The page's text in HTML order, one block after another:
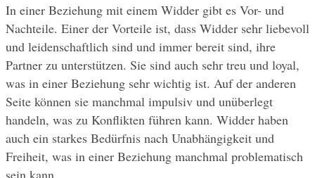
In einer Beziehung mit einem Widder gibt es Vor- und
Nachteile. Einer der Vorteile ist, dass Widder sehr liebevoll
und leidenschaftlich sind und immer bereit sind, ihre
Partner zu unterstützen. Sie sind auch sehr treu und loyal,
was in einer Beziehung sehr wichtig ist. Auf der anderen
Seite können sie manchmal impulsiv und unüberlegt
handeln, was zu Konflikten führen kann. Widder haben
auch ein starkes Bedürfnis nach Unabhängigkeit und
Freiheit, was in einer Beziehung manchmal problematisch
sein kann.